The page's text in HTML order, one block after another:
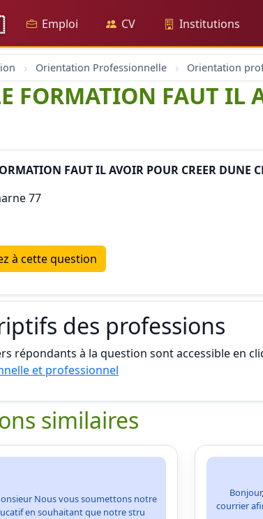
Emploi CV Institutions
Orientation Professionnelle
FORMATION FAUT IL
FAUT IL AVOIR POUR CREER DUNE
77
à cette question
des professions
répondants à la question sont accessible en
et professionnel
similaires
Nous vous soumettons notre
en souhaitant que notre stru
courrier